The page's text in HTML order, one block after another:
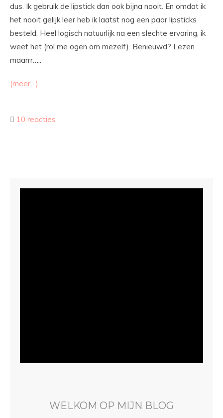
dus. Ik gebruik de lipstick dan ook bijna nooit. En omdat ik
het nooit gelijk leer heb ik laatst nog een paar lipsticks
besteld. Heel logisch natuurlijk na een slechte ervaring, ik
weet het (rol me ogen om mezelf). Benieuwd? Lezen
maarrr…..
(meer…)
10 reacties
WELKOM OP MIJN BLOG